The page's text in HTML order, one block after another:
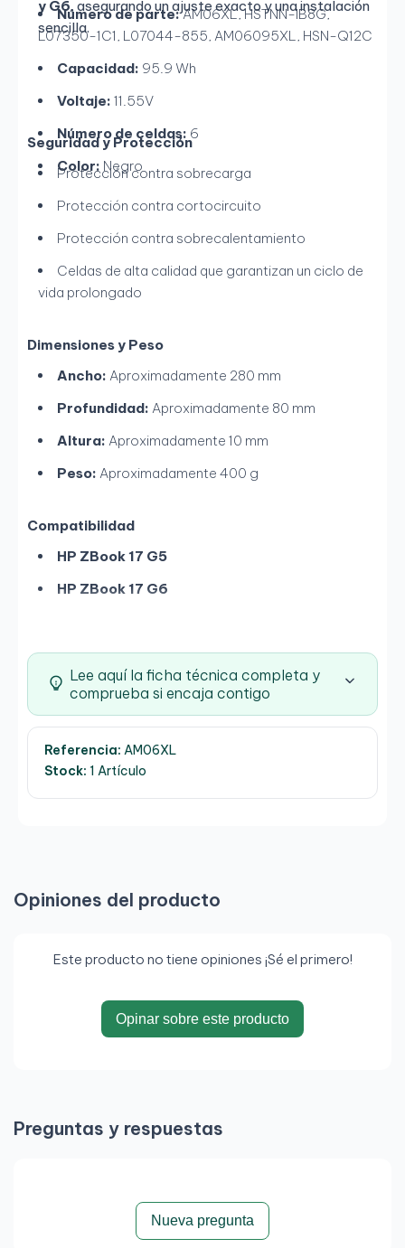
y G6, asegurando un ajuste exacto y una instalación
sencilla.
Número de parte:AM06XL, HSTNN-IB8G,
L07350-1C1, L07044-855, AM06095XL, HSN-Q12C
Capacidad: 95.9 Wh
Voltaje: 11.55V
Número de celdas: 6
Color: Negro
Seguridad y Protección
Protección contra sobrecarga
Protección contra cortocircuito
Protección contra sobrecalentamiento
Celdas de alta calidad que garantizan un ciclo de
vida prolongado
Dimensiones y Peso
Ancho: Aproximadamente 280 mm
Profundidad: Aproximadamente 80 mm
Altura: Aproximadamente 10 mm
Peso: Aproximadamente 400 g
Compatibilidad
HP ZBook 17 G5
HP ZBook 17 G6
Lee aquí la ficha técnica completa y
comprueba si encaja contigo
Referencia: AM06XL
Stock: 1 Artículo
Opiniones del producto
Este producto no tiene opiniones ¡Sé el primero!
Opinar sobre este producto
Preguntas y respuestas
Nueva pregunta